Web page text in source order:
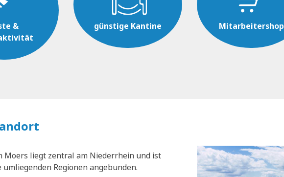
&
günstige Kantine Mitarbeitershop
Moers liegt zentral am Niederrhein und ist
Regionen angebunden.